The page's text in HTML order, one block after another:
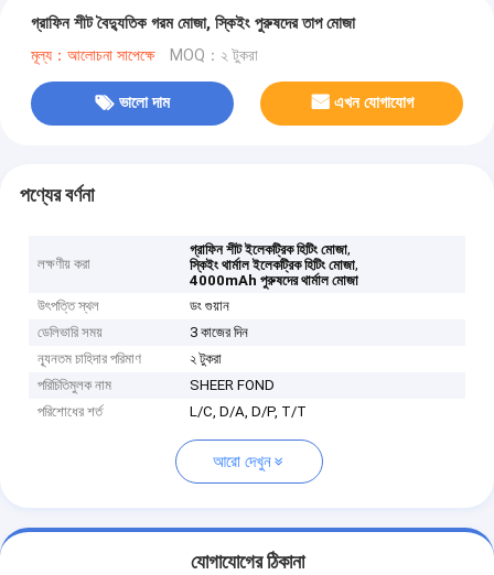
গ্রাফিন শীট বৈদ্যুতিক গরম মোজা, স্কিইং পুরুষদের তাপ মোজা
মূল্য：আলোচনা সাপেক্ষে MOQ：২ টুকরা
ভালো দাম এখন যোগাযোগ
পণ্যের বর্ণনা
লক্ষণীয় করা
গ্রাফিন শীট ইলেকট্রিক হিটিং মোজা,
স্কিইং থার্মাল ইলেকট্রিক হিটিং মোজা,
4000mAh পুরুষদের থার্মাল মোজা
উৎপত্তি স্থল
ডং গুয়ান
ডেলিভারি সময়
3 কাজের দিন
ন্যূনতম চাহিদার পরিমাণ
২ টুকরা
পরিচিতিমুলক নাম
SHEER FOND
পরিশোধের শর্ত
L/C, D/A, D/P, T/T
আরো দেখুন
যোগাযোগের ঠিকানা